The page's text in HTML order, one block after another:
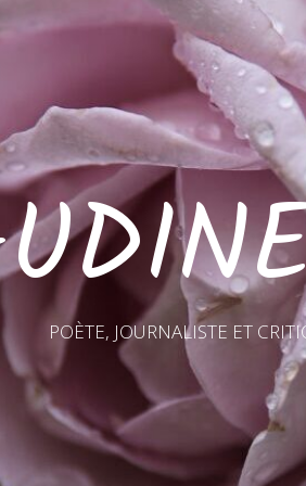
POÈTE, JOURNALISTE ET